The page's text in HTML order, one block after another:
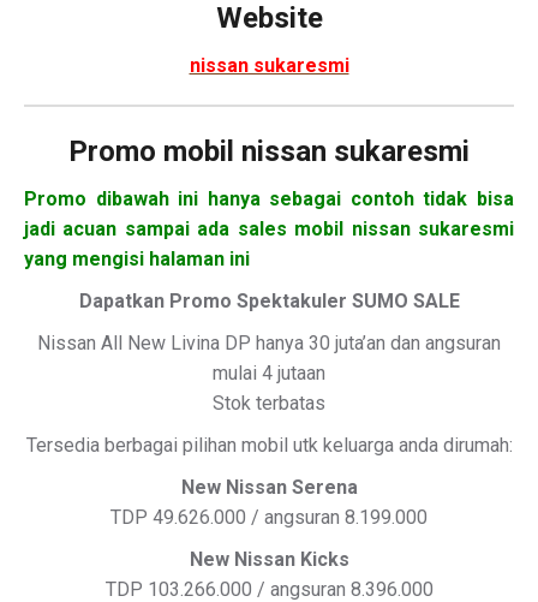
Website
nissan sukaresmi
Promo mobil nissan sukaresmi
Promo dibawah ini hanya sebagai contoh tidak bisa
jadi acuan sampai ada sales mobil nissan sukaresmi
yang mengisi halaman ini
Dapatkan Promo Spektakuler SUMO SALE
Nissan All New Livina DP hanya 30 juta’an dan angsuran
mulai 4 jutaan
Stok terbatas
Tersedia berbagai pilihan mobil utk keluarga anda dirumah:
New Nissan Serena
TDP 49.626.000 / angsuran 8.199.000
New Nissan Kicks
TDP 103.266.000 / angsuran 8.396.000